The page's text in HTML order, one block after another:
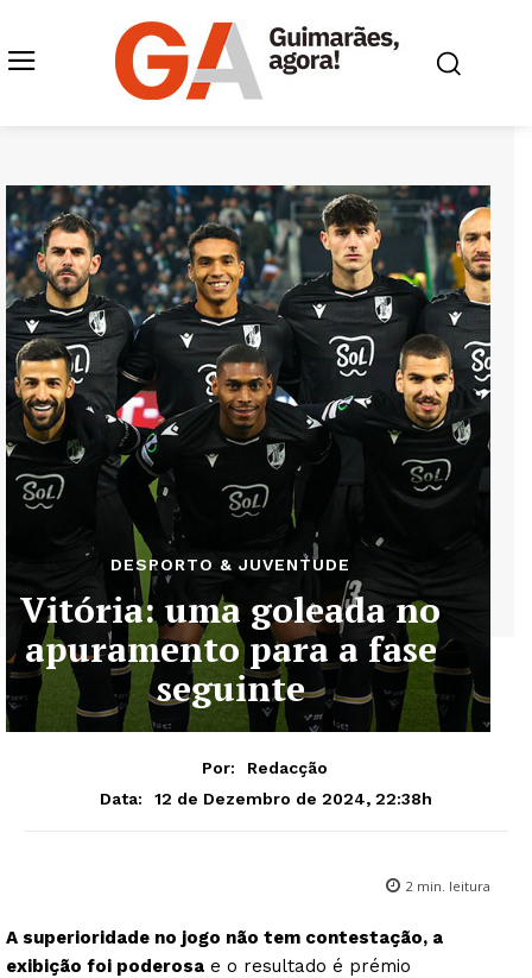
DESPORTO & JUVENTUDE
Vitória: uma goleada no
apuramento para a fase
seguinte
Por:
Redacção
Data:
12 de Dezembro de 2024, 22:38h
2 min. leitura
A superioridade no jogo não tem contestação, a
exibição foi poderosa e o resultado é prémio